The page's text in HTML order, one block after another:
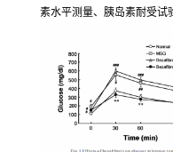
素水平测量、胰岛素耐受试